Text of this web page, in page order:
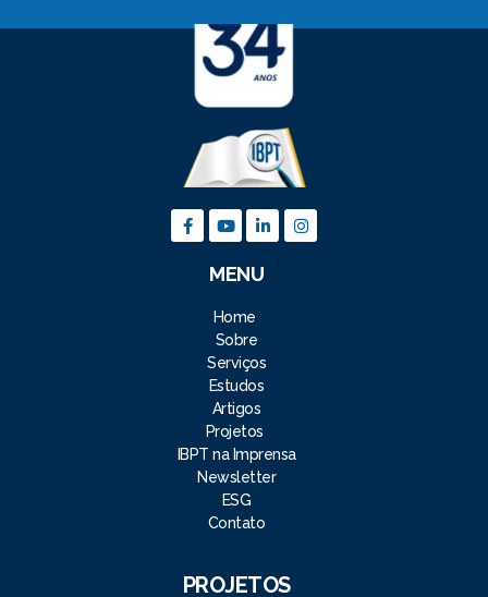
MENU
Home
Sobre
Serviços
Estudos
Artigos
Projetos
IBPT na Imprensa
Newsletter
ESG
Contato
PROJETOS